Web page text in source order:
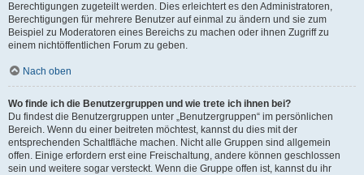
Berechtigungen zugeteilt werden. Dies erleichtert es den Administratoren,
Berechtigungen für mehrere Benutzer auf einmal zu ändern und sie zum
Beispiel zu Moderatoren eines Bereichs zu machen oder ihnen Zugriff zu
einem nichtöffentlichen Forum zu geben.
Nach oben
Wo finde ich die Benutzergruppen und wie trete ich ihnen bei?
Du findest die Benutzergruppen unter „Benutzergruppen“ im persönlichen
Bereich. Wenn du einer beitreten möchtest, kannst du dies mit der
entsprechenden Schaltfläche machen. Nicht alle Gruppen sind allgemein
offen. Einige erfordern erst eine Freischaltung, andere können geschlossen
sein und weitere sogar versteckt. Wenn die Gruppe offen ist, kannst du ihr